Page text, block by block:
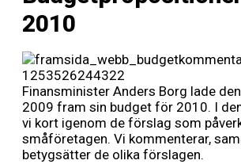
2010
Finansminister Anders Borg lade
2009 fram sin budget för 2010. I
vi kort igenom de förslag som
småföretagen. Vi kommenterar,
betygsätter de olika förslagen.